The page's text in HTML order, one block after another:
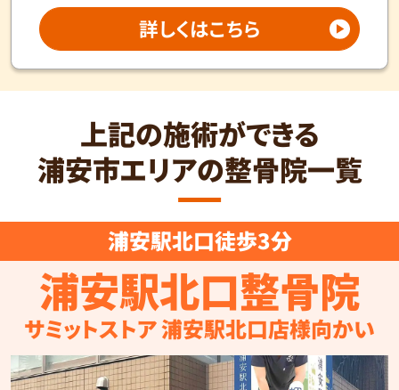
詳しくはこちら
上記の施術ができる
浦安市エリアの整骨院一覧
浦安駅北口徒歩3分
浦安駅北口整骨院
サミットストア 浦安駅北口店様向かい